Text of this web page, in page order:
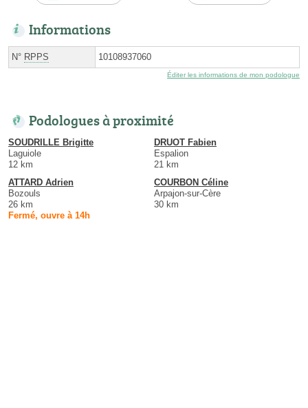
Informations
N° RPPS 10108937060
Éditer les informations de mon podologue
Podologues à proximité
SOUDRILLE Brigitte
Laguiole
12 km
DRUOT Fabien
Espalion
21 km
ATTARD Adrien
Bozouls
26 km
Fermé, ouvre à 14h
COURBON Céline
Arpajon-sur-Cère
30 km